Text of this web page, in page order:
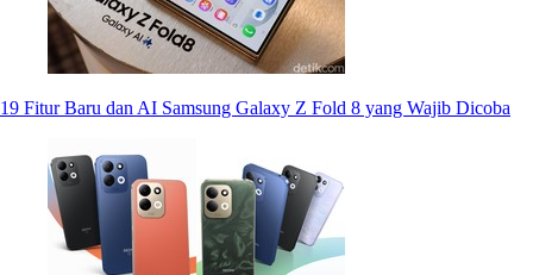
19 Fitur Baru dan AI Samsung Galaxy Z Fold 8 yang Wajib Dicoba